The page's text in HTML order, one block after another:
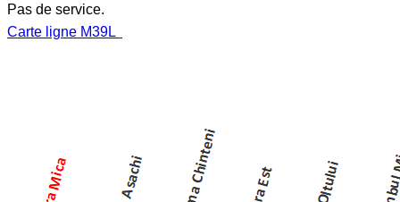
Pas de service.
Carte ligne M39L